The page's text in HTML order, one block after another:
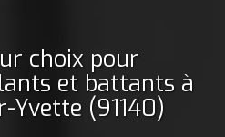
choix pour
et battants à
Yvette (91140)